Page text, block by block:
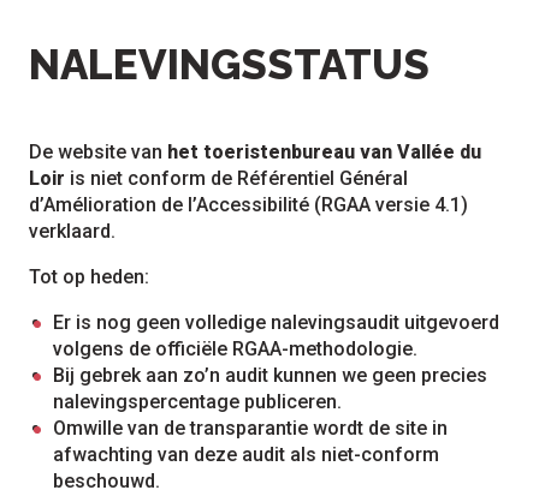
NALEVINGSSTATUS
De website van het toeristenbureau van Vallée du
Loir is niet conform de Référentiel Général
d’Amélioration de l’Accessibilité (RGAA versie 4.1)
verklaard.
Tot op heden:
Er is nog geen volledige nalevingsaudit uitgevoerd
volgens de officiële RGAA-methodologie.
Bij gebrek aan zo’n audit kunnen we geen precies
nalevingspercentage publiceren.
Omwille van de transparantie wordt de site in
afwachting van deze audit als niet-conform
beschouwd.